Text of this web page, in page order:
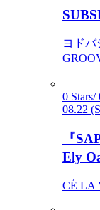
ヨド
0 Stars/
08.22
『
Ely
CÉ LA